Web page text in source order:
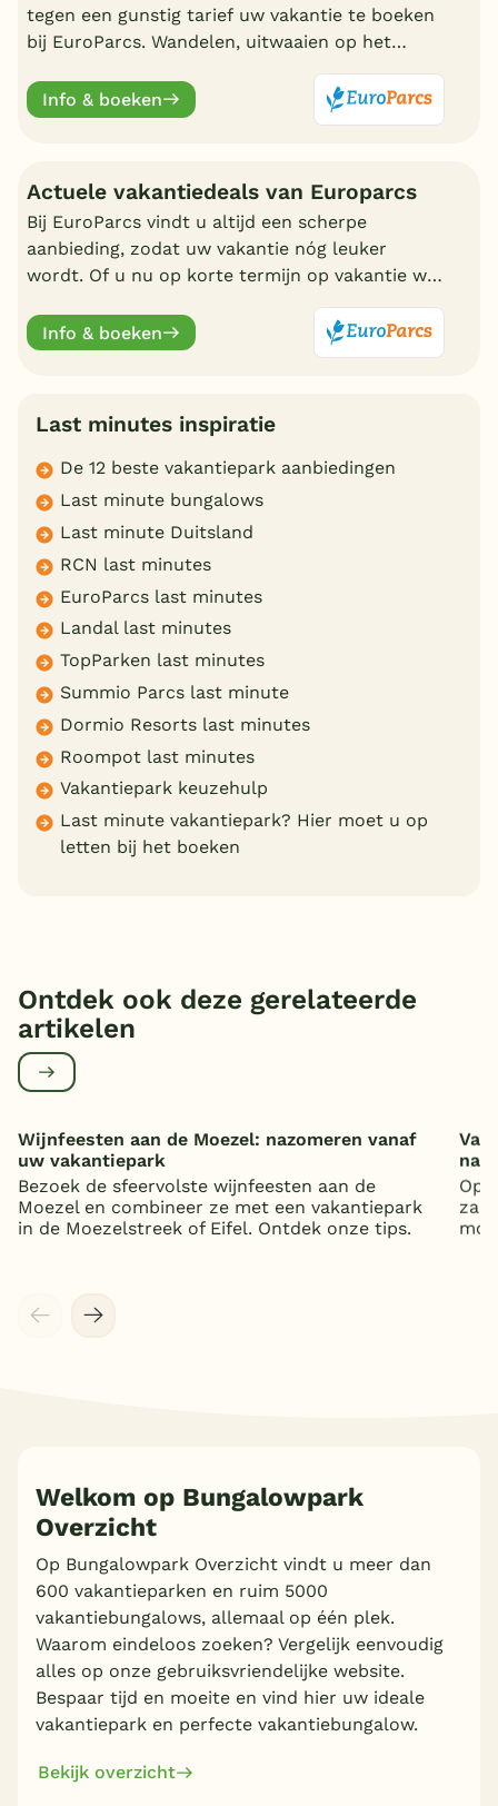
tegen een gunstig tarief uw vakantie te boeken
bij EuroParcs. Wandelen, uitwaaien op het
eigen bungalow
Info & boeken
Actuele vakantiedeals van Europarcs
Bij EuroParcs vindt u altijd een scherpe
aanbieding, zodat uw vakantie nóg leuker
wordt. Of u nu op korte termijn op vakantie wilt
actuele vakantiedeals.
Info & boeken
Last minutes inspiratie
De 12 beste vakantiepark aanbiedingen
Last minute bungalows
Last minute Duitsland
RCN last minutes
EuroParcs last minutes
Landal last minutes
TopParken last minutes
Summio Parcs last minute
Dormio Resorts last minutes
Roompot last minutes
Vakantiepark keuzehulp
Last minute vakantiepark? Hier moet u op
letten bij het boeken
Ontdek ook deze gerelateerde
artikelen
Wijnfeesten aan de Moezel: nazomeren vanaf
uw vakantiepark
Bezoek de sfeervolste wijnfeesten aan de
Moezel en combineer ze met een vakantiepark
in de Moezelstreek of Eifel. Ontdek onze tips.
Op
Welkom op Bungalowpark
Overzicht
Op Bungalowpark Overzicht vindt u meer dan
600 vakantieparken en ruim 5000
vakantiebungalows, allemaal op één plek.
Waarom eindeloos zoeken? Vergelijk eenvoudig
alles op onze gebruiksvriendelijke website.
Bespaar tijd en moeite en vind hier uw ideale
vakantiepark en perfecte vakantiebungalow.
Bekijk overzicht